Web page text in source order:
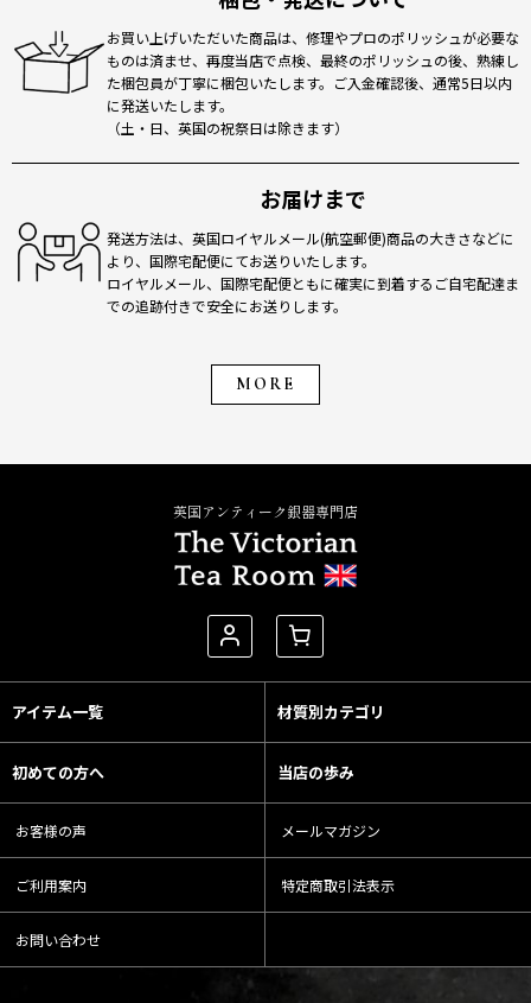
お買い上げいただいた商品は、修理やプロのポリッシュが必要な
ものは済ませ、再度当店で点検、最終のポリッシュの後、熟練し
た梱包員が丁寧に梱包いたします。ご入金確認後、通常5日以内
に発送いたします。
（土・日、英国の祝祭日は除きます）
お届けまで
発送方法は、英国ロイヤルメール(航空郵便)商品の大きさなどに
より、国際宅配便にてお送りいたします。
ロイヤルメール、国際宅配便ともに確実に到着するご自宅配達ま
での追跡付きで安全にお送りします。
MORE
英国アンティーク銀器専門店
アイテム一覧 材質別カテゴリ
初めての方へ 当店の歩み
お客様の声 メールマガジン
ご利用案内 特定商取引法表示
お問い合わせ